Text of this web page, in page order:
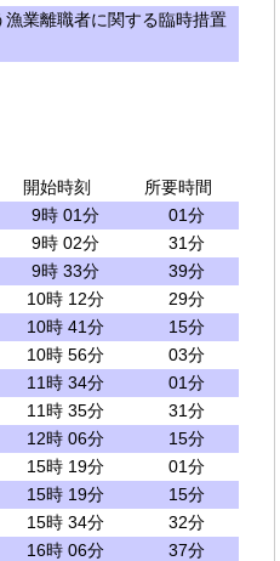
業離職者に関する臨時措置
開始時刻
所要時間
9時 01分
01分
9時 02分
31分
9時 33分
39分
10時 12分
29分
10時 41分
15分
10時 56分
03分
11時 34分
01分
11時 35分
31分
12時 06分
15分
15時 19分
01分
15時 19分
15分
15時 34分
32分
16時 06分
37分